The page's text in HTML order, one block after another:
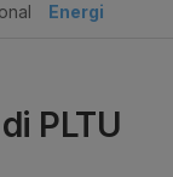
Energi
PLTU